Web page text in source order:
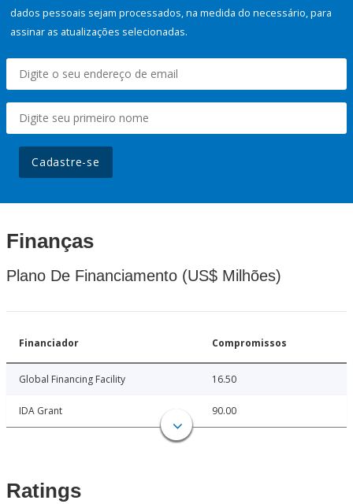
dados pessoais sejam processados, na medida do necessário, para
assinar as atualizações selecionadas.
Cadastre-se
Finanças
Plano De Financiamento (US$ Milhões)
Financiador Compromissos
Global Financing Facility 16.50
IDA Grant 90.00
Ratings